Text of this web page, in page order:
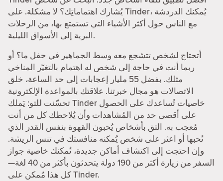
يُشارك اهتماماتِك؟ لا مشكلة. على Tinder، يُمكنك الدردشة
مع الناس حول أكثر الأشياء التي تستمتع بها، من الرحلات
البرية إلى الأسواق الليلية.
أتحتاج لشخص تتشجع معه وسط الجماهير في حفل ما؟ أو
ربما أنت في حاجة إلى شخص له اهتمام بالتغيّر المناخي
مثلك. بفضل 55 مليار إعجابات إلى حد الساعة، خلق
الاتصالات هو مجال خبرتنا. علاقتك بالمواعدة الإلكترونية
تحسّنت للتو: يَملك Tinder خاصيات تُساعدك على الحصول
على أقصى حد من المُشاهدات وأن يُلاحظك كل من أنت
مُعجب به. التق بأشخاص يُحبون القهوة بنفس القدر الذي
تُحبها أو اعثر على شخص يُمكنه منافستك في تنس الريشة.
وإن احتجت إلى اكتشاف أماكن جديدة، تُمكنك خاصية جواز
السفر من زيارة أكثر من 190 دولة يتحدثون بأكثر من 40 لغة—
كل هذا مُمكن على Tinder.